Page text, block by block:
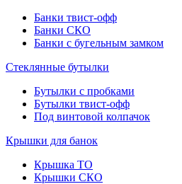
Банки твист-офф
Банки СКО
Банки с бугельным замком
Стеклянные бутылки
Бутылки с пробками
Бутылки твист-офф
Под винтовой колпачок
Крышки для банок
Крышка ТО
Крышки СКО